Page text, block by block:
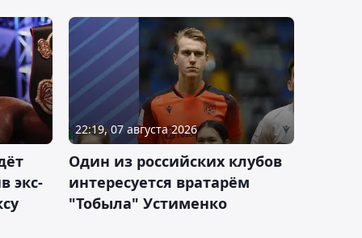
экс-
22:19, 07 августа 2026
Один из российских клубов
интересуется вратарём
"Тобыла" Устименко